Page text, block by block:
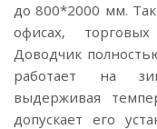
до 800*2000 мм.
офисах,
Доводчик
работает на
выдерживая
допускает его